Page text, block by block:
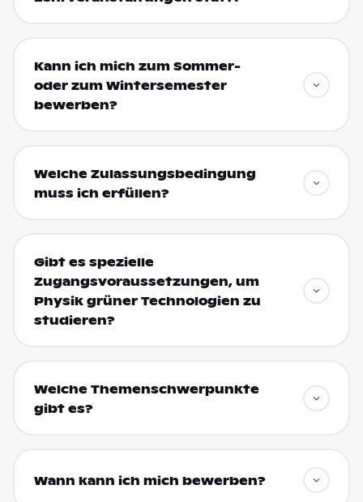
Kann ich mich zum Sommer-
oder zum Wintersemester
bewerben?
Welche Zulassungsbedingung
muss ich erfüllen?
Gibt es spezielle
Zugangsvoraussetzungen, um
Physik grüner Technologien zu
studieren?
Welche Themenschwerpunkte
gibt es?
Wann kann ich mich bewerben?